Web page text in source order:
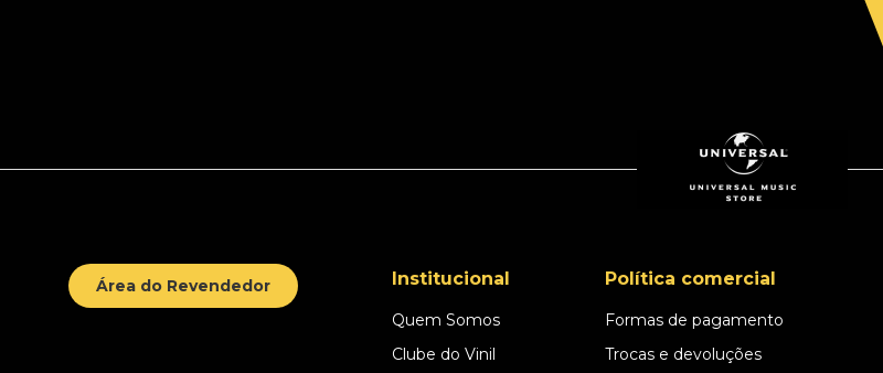
Área do Revendedor Institucional
Quem Somos
Clube do Vinil
Política comercial
Formas de pagamento
Trocas e devoluções